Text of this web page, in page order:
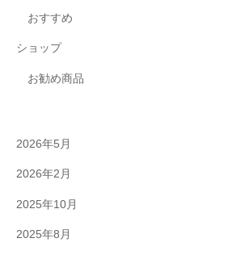
おすすめ
ショップ
お勧め商品
2026年5月
2026年2月
2025年10月
2025年8月